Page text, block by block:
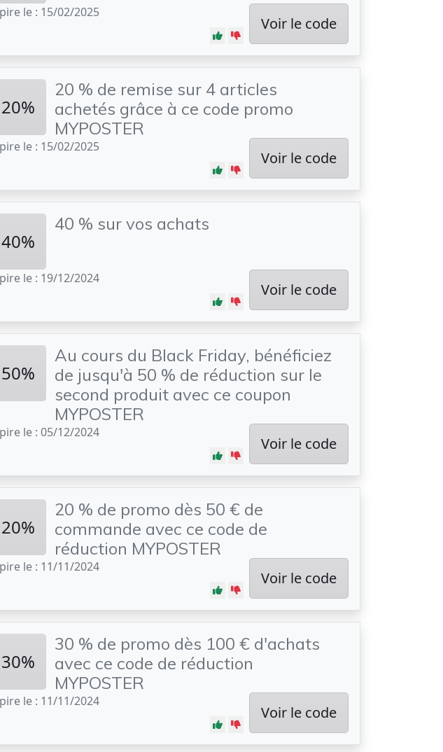
le : 15/02/2025
Voir le code
20%
20 % de remise sur 4 articles
achetés grâce à ce code promo
MYPOSTER
le : 15/02/2025
Voir le code
40%
40 % sur vos achats
le : 19/12/2024
Voir le code
50%
Au cours du Black Friday, bénéficiez
de jusqu'à 50 % de réduction sur le
second produit avec ce coupon
MYPOSTER
le : 05/12/2024
Voir le code
20%
20 % de promo dès 50 € de
commande avec ce code de
réduction MYPOSTER
le : 11/11/2024
Voir le code
30%
30 % de promo dès 100 € d'achats
avec ce code de réduction
MYPOSTER
le : 11/11/2024
Voir le code